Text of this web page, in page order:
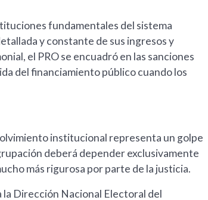
fundamentales del sistema
y constante de sus ingresos y
el PRO se encuadró en las sanciones
del financiamiento público cuando los
institucional representa un golpe
deberá depender exclusivamente
más rigurosa por parte de la justicia.
la Dirección Nacional Electoral del